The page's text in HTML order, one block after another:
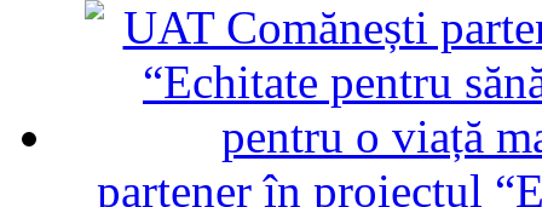
partener în proiectul